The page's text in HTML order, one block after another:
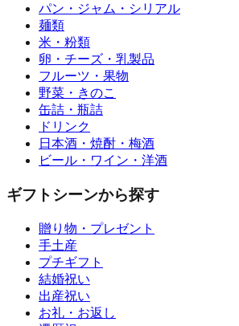
パン・ジャム・シリアル
麺類
米・粉類
卵・チーズ・乳製品
フルーツ・果物
野菜・きのこ
缶詰・瓶詰
ドリンク
日本酒・焼酎・梅酒
ビール・ワイン・洋酒
ギフトシーンから探す
贈り物・プレゼント
手土産
プチギフト
結婚祝い
出産祝い
お礼・お返し